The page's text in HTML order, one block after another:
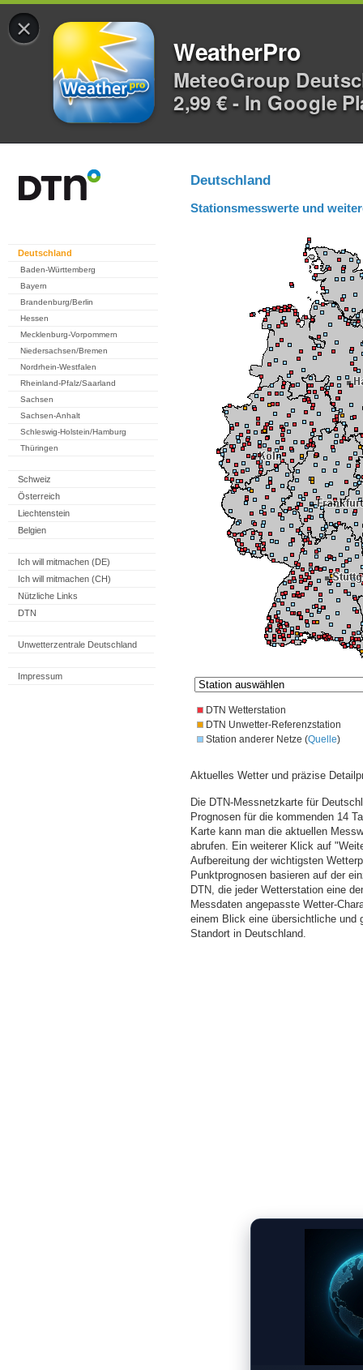
×
WeatherPro
MeteoGroup
2,99 € - In Google
Deutschland
Baden-Württemberg
Bayern
Brandenburg/Berlin
Hessen
Mecklenburg-Vorpommern
Niedersachsen/Bremen
Nordrhein-Westfalen
Rheinland-Pfalz/Saarland
Sachsen
Sachsen-Anhalt
Schleswig-Holstein/Hamburg
Thüringen
Schweiz
Österreich
Liechtenstein
Belgien
Ich will mitmachen (DE)
Ich will mitmachen (CH)
Nützliche Links
DTN
Unwetterzentrale Deutschland
Impressum
Deutschland
Stationsmesswerte und
DTN Wetterstation
DTN Unwetter-Referenzstation
Station anderer Netze (Quelle)
Aktuelles Wetter und präzise
Die DTN-Messnetzkarte für
Prognosen für die kommenden 14
Karte kann man die aktuellen
abrufen. Ein weiterer Klick auf
Aufbereitung der wichtigsten
Punktprognosen basieren auf der
DTN, die jeder Wetterstation eine
Messdaten angepasste Wetter-
einem Blick eine übersichtliche und
Standort in Deutschland.